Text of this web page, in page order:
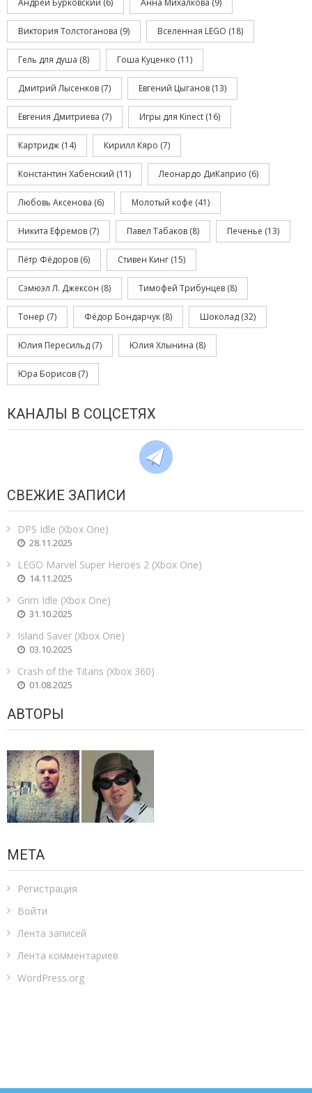
Андрей Бурковский (6) Анна Михалкова (9)
Виктория Толстоганова (9) Вселенная LEGO (18)
Гель для душа (8) Гоша Куценко (11)
Дмитрий Лысенков (7) Евгений Цыганов (13)
Евгения Дмитриева (7) Игры для Kinect (16)
Картридж (14) Кирилл Кяро (7)
Константин Хабенский (11) Леонардо ДиКаприо (6)
Любовь Аксенова (6) Молотый кофе (41)
Никита Ефремов (7) Павел Табаков (8) Печенье (13)
Пётр Фёдоров (6) Стивен Кинг (15)
Сэмюэл Л. Джексон (8) Тимофей Трибунцев (8)
Тонер (7) Фёдор Бондарчук (8) Шоколад (32)
Юлия Пересильд (7) Юлия Хлынина (8)
Юра Борисов (7)
КАНАЛЫ В СОЦСЕТЯХ
СВЕЖИЕ ЗАПИСИ
DPS Idle (Xbox One)
28.11.2025
LEGO Marvel Super Heroes 2 (Xbox One)
14.11.2025
Grim Idle (Xbox One)
31.10.2025
Island Saver (Xbox One)
03.10.2025
Crash of the Titans (Xbox 360)
01.08.2025
АВТОРЫ
МЕТА
Регистрация
Войти
Лента записей
Лента комментариев
WordPress.org